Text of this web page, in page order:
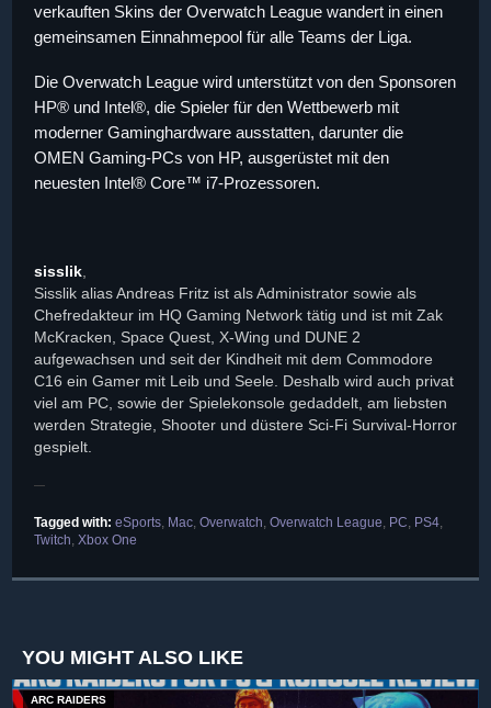
verkauften Skins der Overwatch League wandert in einen
gemeinsamen Einnahmepool für alle Teams der Liga.
Die Overwatch League wird unterstützt von den Sponsoren
HP® und Intel®, die Spieler für den Wettbewerb mit
moderner Gaminghardware ausstatten, darunter die
OMEN Gaming-PCs von HP, ausgerüstet mit den
neuesten Intel® Core™ i7-Prozessoren.
sisslik
Sisslik alias Andreas Fritz ist als Administrator sowie als
Chefredakteur im HQ Gaming Network tätig und ist mit Zak
McKracken, Space Quest, X-Wing und DUNE 2
aufgewachsen und seit der Kindheit mit dem Commodore
C16 ein Gamer mit Leib und Seele. Deshalb wird auch privat
viel am PC, sowie der Spielekonsole gedaddelt, am liebsten
werden Strategie, Shooter und düstere Sci-Fi Survival-Horror
gespielt.
Tagged with: eSports Mac Overwatch Overwatch League PC PS4
Twitch Xbox One
YOU MIGHT ALSO LIKE
ARC RAIDERS